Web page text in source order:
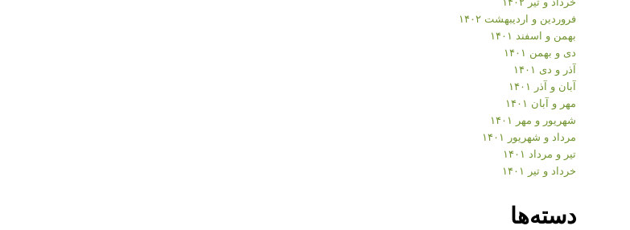
فروردین و اردیبهشت ۱۴۰۲
بهمن و اسفند ۱۴۰۱
دی و بهمن ۱۴۰۱
آذر و دی ۱۴۰۱
آبان و آذر ۱۴۰۱
مهر و آبان ۱۴۰۱
شهریور و مهر ۱۴۰۱
مرداد و شهریور ۱۴۰۱
تیر و مرداد ۱۴۰۱
خرداد و تیر ۱۴۰۱
دسته‌ها